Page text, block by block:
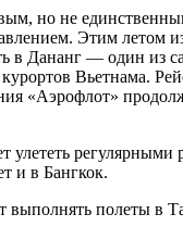
но не
Этим летом
в Дананг — один из
Вьетнама.
«Аэрофлот»
улететь регулярными
и в Бангкок.
выполнять полеты в